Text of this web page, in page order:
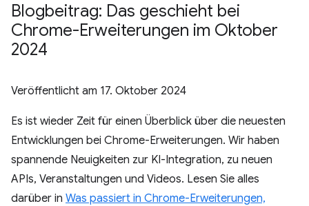
Blogbeitrag: Das geschieht bei
Chrome-Erweiterungen im Oktober
2024
Veröffentlicht am 17. Oktober 2024
Es ist wieder Zeit für einen Überblick über die neuesten
Entwicklungen bei Chrome-Erweiterungen. Wir haben
spannende Neuigkeiten zur KI-Integration, zu neuen
APIs, Veranstaltungen und Videos. Lesen Sie alles
darüber in Was passiert in Chrome-Erweiterungen,